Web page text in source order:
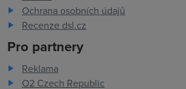
Ochrana osobních údajů
Recenze dsl.cz
Pro partnery
Reklama
O2 Czech Republic